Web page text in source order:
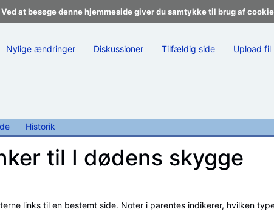
at besøge denne hjemmeside giver du samtykke til brug af
Nylige ændringer Diskussioner Tilfældig side Upload fil
Historik
til I dødens skygge
links til en bestemt side. Noter i parentes indikerer, hvilken